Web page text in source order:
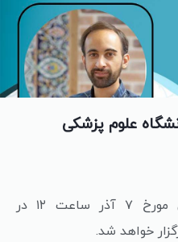
علوم پزشکی
طرح ملی بینات دانشگاهیان مورخ ۷ آذر ساعت ۱۲ در
خواهد شد.